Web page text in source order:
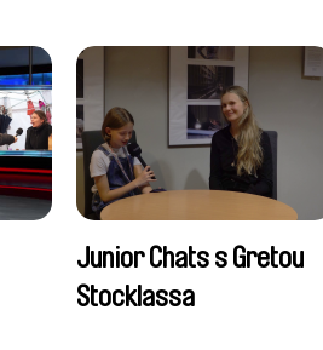
Junior Chats s Gretou
Stocklassa